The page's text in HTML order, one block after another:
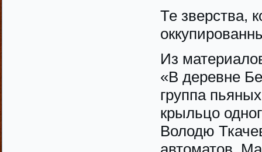
Те зверства,
Из
«В деревне
группа
крыльцо
Володю